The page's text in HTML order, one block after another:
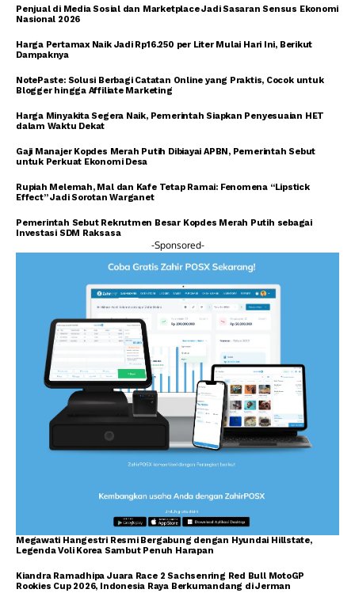
Penjual di Media Sosial dan Marketplace Jadi Sasaran Sensus Ekonomi
Nasional 2026
Harga Pertamax Naik Jadi Rp16.250 per Liter Mulai Hari Ini, Berikut
Dampaknya
NotePaste: Solusi Berbagi Catatan Online yang Praktis, Cocok untuk
Blogger hingga Affiliate Marketing
Harga Minyakita Segera Naik, Pemerintah Siapkan Penyesuaian HET
dalam Waktu Dekat
Gaji Manajer Kopdes Merah Putih Dibiayai APBN, Pemerintah Sebut
untuk Perkuat Ekonomi Desa
Rupiah Melemah, Mal dan Kafe Tetap Ramai: Fenomena “Lipstick
Effect” Jadi Sorotan Warganet
Pemerintah Sebut Rekrutmen Besar Kopdes Merah Putih sebagai
Investasi SDM Raksasa
-Sponsored-
Megawati Hangestri Resmi Bergabung dengan Hyundai Hillstate,
Legenda Voli Korea Sambut Penuh Harapan
Kiandra Ramadhipa Juara Race 2 Sachsenring Red Bull MotoGP
Rookies Cup 2026, Indonesia Raya Berkumandang di Jerman